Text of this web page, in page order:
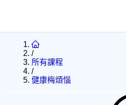
/
所有課程
/
健康梅煩惱